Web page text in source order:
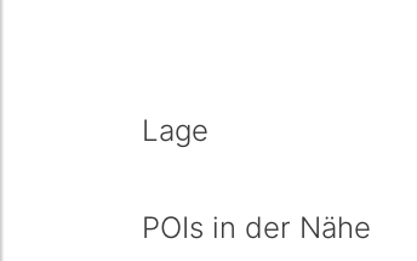
Lage
POIs in der Nähe